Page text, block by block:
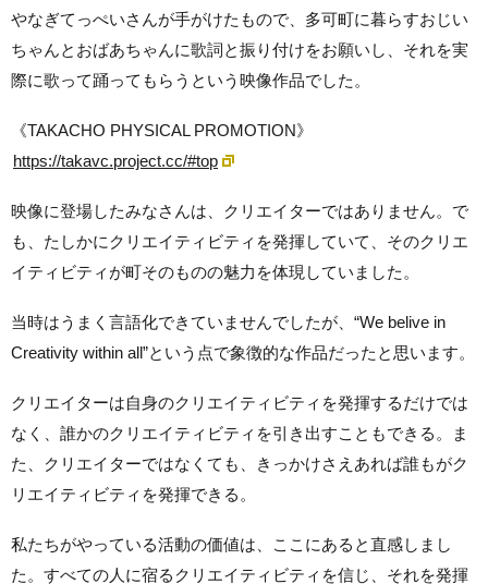
やなぎてっぺいさんが手がけたもので、多可町に暮らすおじい
ちゃんとおばあちゃんに歌詞と振り付けをお願いし、それを実
際に歌って踊ってもらうという映像作品でした。
《TAKACHO PHYSICAL PROMOTION》
https://takavc.project.cc/#top
映像に登場したみなさんは、クリエイターではありません。で
も、たしかにクリエイティビティを発揮していて、そのクリエ
イティビティが町そのものの魅力を体現していました。
当時はうまく言語化できていませんでしたが、“We belive in
Creativity within all”という点で象徴的な作品だったと思います。
クリエイターは自身のクリエイティビティを発揮するだけでは
なく、誰かのクリエイティビティを引き出すこともできる。ま
た、クリエイターではなくても、きっかけさえあれば誰もがク
リエイティビティを発揮できる。
私たちがやっている活動の価値は、ここにあると直感しまし
た。すべての人に宿るクリエイティビティを信じ、それを発揮